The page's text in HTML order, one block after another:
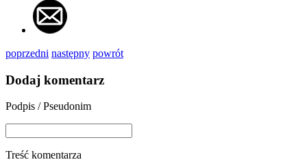
poprzedni następny powrót
Dodaj komentarz
Podpis / Pseudonim
Treść komentarza